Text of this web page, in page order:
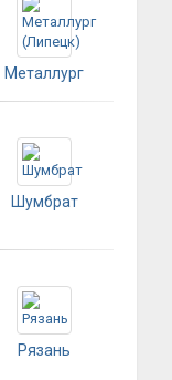
Металлург
Шумбрат
Рязань